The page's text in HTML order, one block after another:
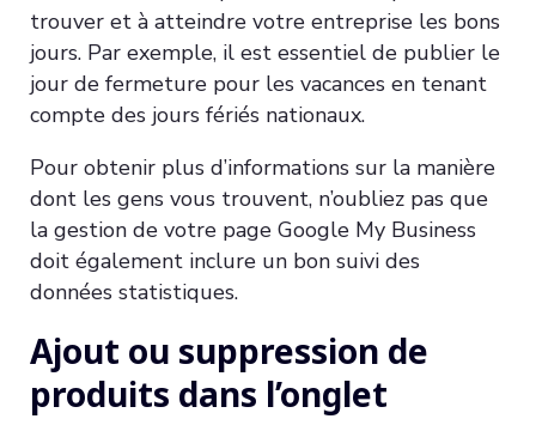
trouver et à atteindre votre entreprise les bons
jours. Par exemple, il est essentiel de publier le
jour de fermeture pour les vacances en tenant
compte des jours fériés nationaux.
Pour obtenir plus d’informations sur la manière
dont les gens vous trouvent, n’oubliez pas que
la gestion de votre page Google My Business
doit également inclure un bon suivi des
données statistiques.
Ajout ou suppression de
produits dans l’onglet